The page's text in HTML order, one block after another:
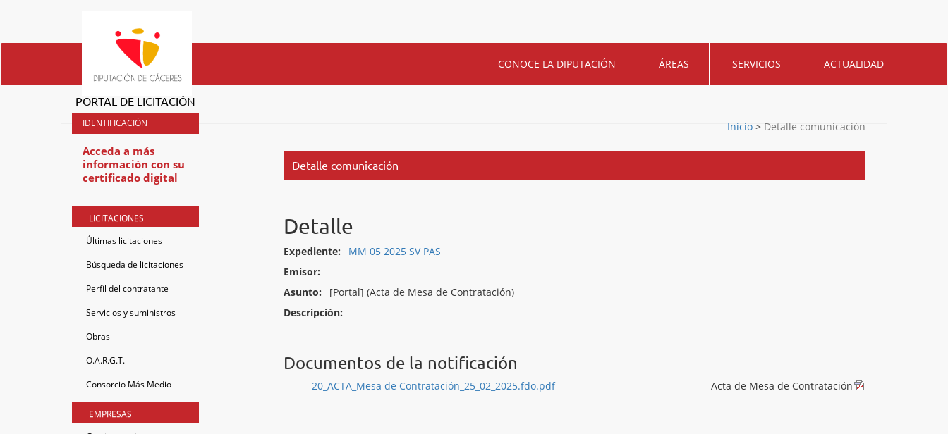
CONOCE LA DIPUTACIÓN ÁREAS SERVICIOS ACTUALIDAD
PORTAL DE LICITACIÓN
Acceda a más
información con su
certificado digital
LICITACIONES
Últimas licitaciones
Búsqueda de licitaciones
Perfil del contratante
Servicios y suministros
Obras
O.A.R.G.T.
Consorcio Más Medio
EMPRESAS
Inicio > Detalle comunicación
Detalle comunicación
Detalle
Expediente:
MM 05 2025 SV PAS
Emisor:
Asunto:
[Portal] (Acta de Mesa de Contratación)
Descripción:
Documentos de la notificación
Acta de Mesa de Contratación
20_ACTA_Mesa de Contratación_25_02_2025.fdo.pdf